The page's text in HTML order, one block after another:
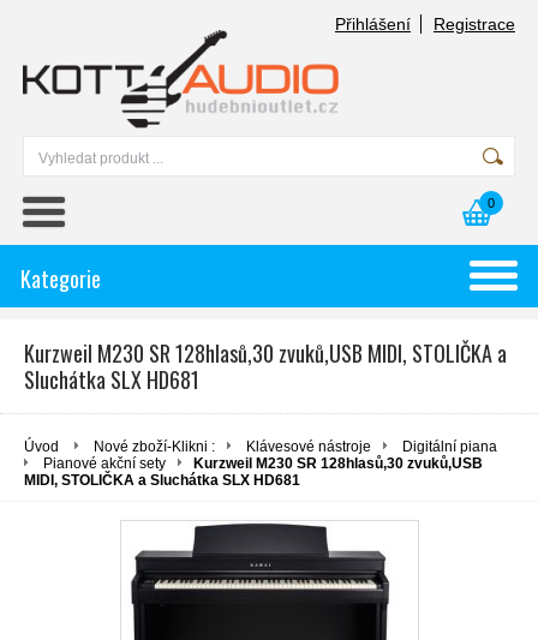
Přihlášení Registrace
0
Kategorie
Kurzweil M230 SR 128hlasů,30 zvuků,USB MIDI, STOLIČKA a
Sluchátka SLX HD681
Úvod Nové zboží-Klikni : Klávesové nástroje
Digitální piana
Pianové akční sety
Kurzweil M230 SR 128hlasů,30 zvuků,USB
MIDI, STOLIČKA a Sluchátka SLX HD681